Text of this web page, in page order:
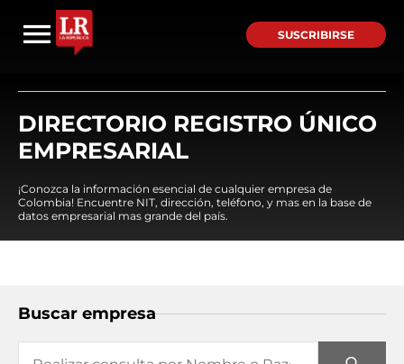
SUSCRIBIRSE
DIRECTORIO REGISTRO ÚNICO
EMPRESARIAL
¡Conozca la información esencial de cualquier empresa de
Colombia! Encuentre NIT, dirección, teléfono, y mas en la base de
datos empresarial mas grande del país.
Buscar empresa